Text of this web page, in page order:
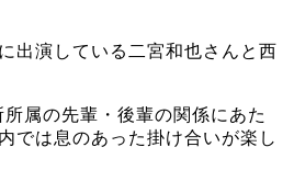
出演している二宮和也さんと西
属の先輩・後輩の関係にあた
では息のあった掛け合いが楽し